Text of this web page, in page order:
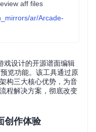
aff files
ar/Arcade-
戏设计的开源谱面编辑
览功能。该工具通过原
构三大核心优势，为音
程解决方案，彻底改变
创作体验